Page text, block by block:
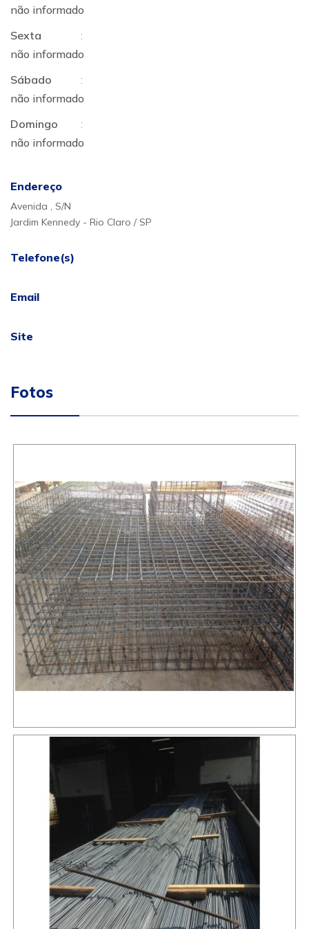
não informado
Sexta
:
não informado
Sábado
:
não informado
Domingo
:
não informado
Endereço
Avenida , S/N
Jardim Kennedy - Rio Claro / SP
Telefone(s)
Email
Site
Fotos